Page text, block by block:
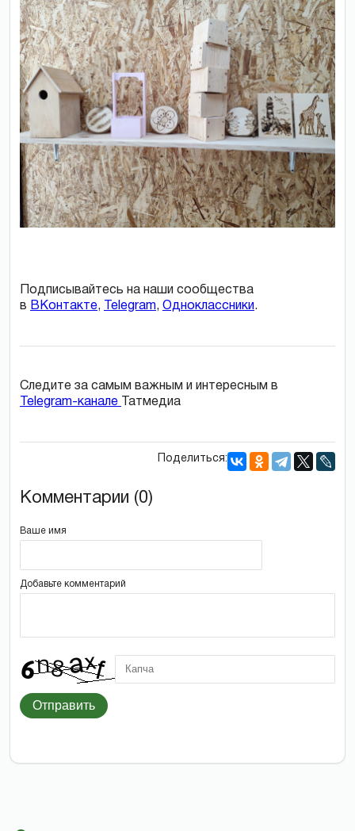
Подписывайтесь на наши сообщества
в ВКонтакте, Telegram, Одноклассники.
Следите за самым важным и интересным в
Telegram-канале
Татмедиа
Поделиться:
Комментарии (0)
Ваше имя
Добавьте комментарий
Отправить